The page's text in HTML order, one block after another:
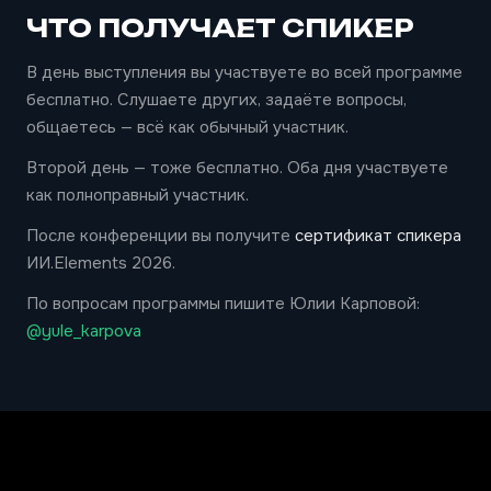
ЧТО ПОЛУЧАЕТ СПИКЕР
В день выступления вы участвуете во всей программе
бесплатно. Слушаете других, задаёте вопросы,
общаетесь — всё как обычный участник.
Второй день — тоже бесплатно. Оба дня участвуете
как полноправный участник.
После конференции вы получите сертификат спикера
ИИ.Elements 2026.
По вопросам программы пишите Юлии Карповой:
@yule_karpova